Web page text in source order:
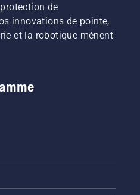
de
innovations de pointe,
et la robotique mènent